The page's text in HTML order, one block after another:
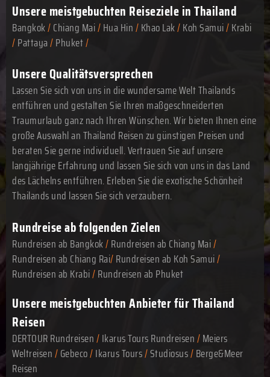
Unsere meistgebuchten Reiseziele in Thailand
Bangkok/Chiang Mai/Hua Hin/Khao Lak/Koh Samui/Krabi
/Pattaya/Phuket/
Unsere Qualitätsversprechen
Lassen Sie sich von uns in die wundersame Welt Thailands
entführen und gestalten Sie Ihren maßgeschneiderten
Traumurlaub ganz nach Ihren Wünschen. Wir bieten Ihnen eine
große Auswahl an Thailand Reisen zu günstigen Preisen und
beraten Sie gerne individuell. Vertrauen Sie auf unsere
langjährige Erfahrung und lassen Sie sich von uns in das Land
des Lächelns entführen. Erleben Sie die exotische Schönheit
Thailands und lassen Sie sich verzaubern.
Rundreise ab folgenden Zielen
Rundreisen ab Bangkok/Rundreisen ab Chiang Mai/
Rundreisen ab Chiang Rai/Rundreisen ab Koh Samui/
Rundreisen ab Krabi/Rundreisen ab Phuket
Unsere meistgebuchten Anbieter für Thailand
Reisen
DERTOUR Rundreisen/Ikarus Tours Rundreisen/Meiers
Weltreisen/Gebeco/Ikarus Tours/Studiosus/Berge&Meer
Reisen